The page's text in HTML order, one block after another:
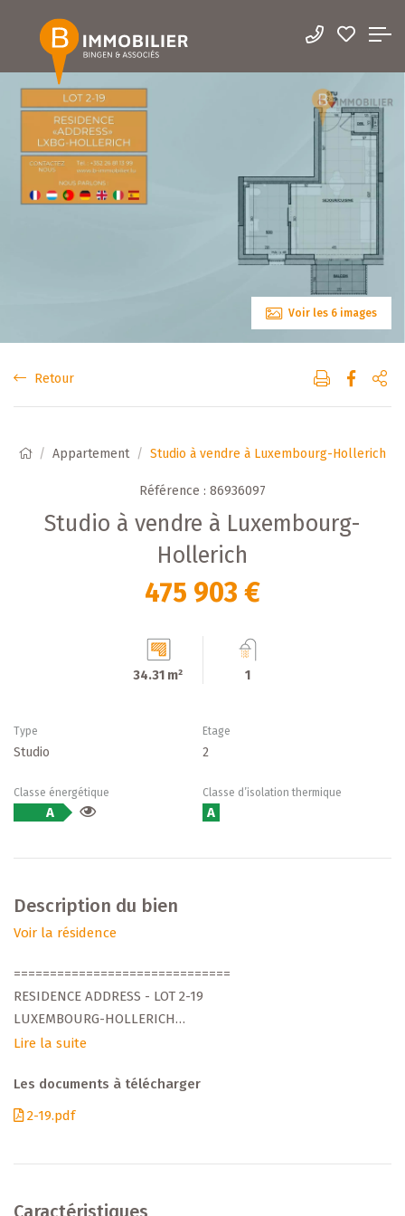
Voir les 6 images
Retour
Appartement Studio à vendre à Luxembourg-Hollerich
Référence : 86936097
Studio à vendre à Luxembourg-
Hollerich
475 903 €
34.31 m² 1
Type
Studio
Etage
2
Classe énergétique
A
Classe d’isolation thermique
A
Description du bien
Voir la résidence
==============================
RESIDENCE ADDRESS - LOT 2-19
LUXEMBOURG-HOLLERICH
STUDIO (POUR PERSONNE A MOBILITE REDUITE)
Découvrez ce nouveau projet résidentiel de standing,
propose des appartements modernes, lumineux et
Lire la suite
Les documents à télécharger
2-19.pdf
Caractéristiques